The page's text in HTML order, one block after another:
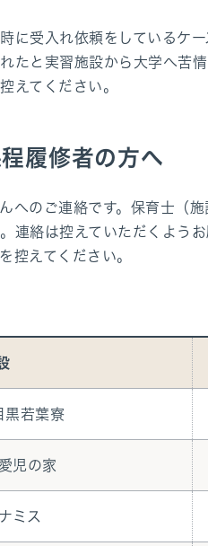
に受入れ依頼をしているケ
たと実習施設から大学へ苦情
えてください。
履修者の方へ
へのご連絡です。保育士（
連絡は控えていただくよう
控えてください。
黒若葉寮
児の家
ミス